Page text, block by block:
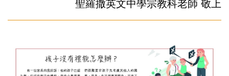
聖羅撒英文中學宗教科老師 敬上